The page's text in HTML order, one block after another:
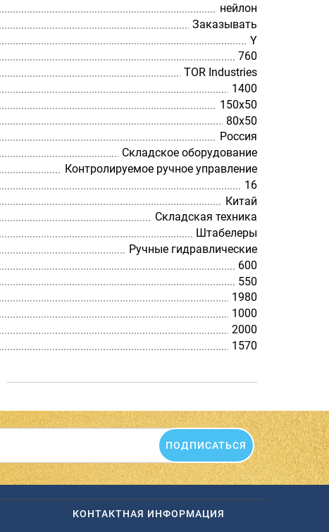
нейлон
Заказывать
Y
760
TOR Industries
1400
150х50
80х50
Россия
Складское оборудование
Контролируемое ручное управление
16
Китай
Складская техника
Штабелеры
Ручные гидравлические
600
550
1980
1000
2000
1570
ПОДПИСАТЬСЯ
КОНТАКТНАЯ ИНФОРМАЦИЯ